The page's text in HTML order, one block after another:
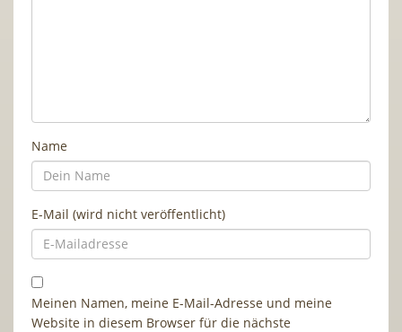
Name
E-Mail (wird nicht veröffentlicht)
Meinen Namen, meine E-Mail-Adresse und meine
Website in diesem Browser für die nächste